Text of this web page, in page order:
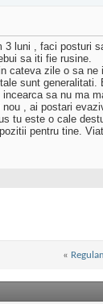
luni , faci posturi
sa iti fie rusine.
cateva zile o sa ne
sunt
sa nu ma
, ai postari
tu este o cale
pentru tine.
«